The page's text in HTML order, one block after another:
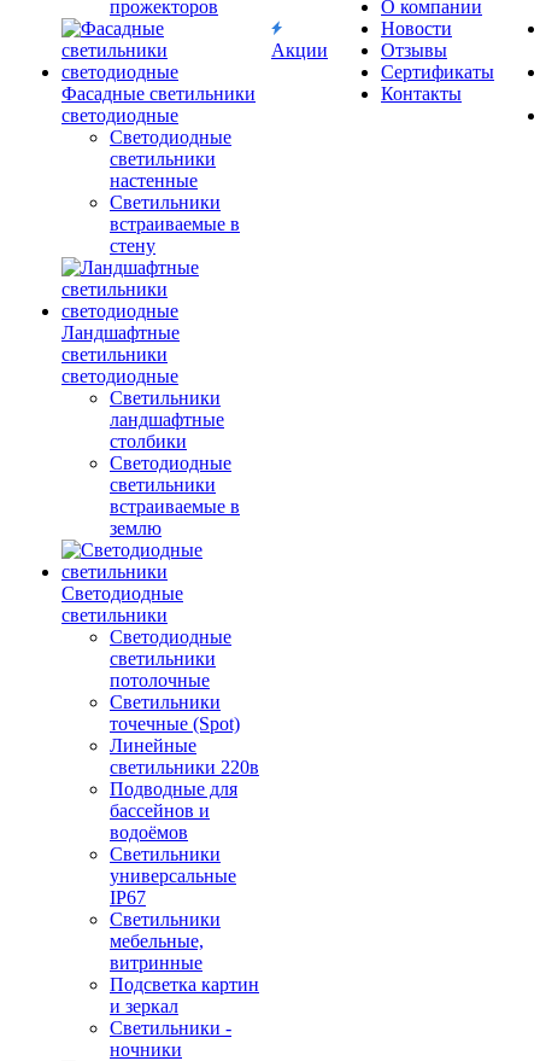
прожекторов
Фасадные светильники
светодиодные
Светодиодные
светильники
настенные
Светильники
встраиваемые в
стену
Ландшафтные
светильники
светодиодные
Светильники
ландшафтные
столбики
Светодиодные
светильники
встраиваемые в
землю
Светодиодные
светильники
Светодиодные
светильники
потолочные
Светильники
точечные (Spot)
Линейные
светильники 220в
Подводные для
бассейнов и
водоёмов
Светильники
универсальные
IP67
Светильники
мебельные,
витринные
Подсветка картин
и зеркал
Светильники -
ночники
Акции
О компании
Новости
Отзывы
Сертификаты
Контакты